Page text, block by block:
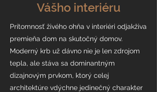
Vášho interiéru
Prítomnosť živého ohňa v interiéri odjakživa
premieňa dom na skutočný domov.
Moderný krb už dávno nie je len zdrojom
tepla, ale stáva sa dominantným
dizajnovým prvkom, ktorý celej
architektúre vdýchne jedinečný charakter